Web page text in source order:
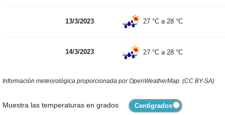
13/3/2023 27 °C a 28 °C
14/3/2023 27 °C a 28 °C
Información meteorológica proporcionada por OpenWeatherMap. (CC BY-SA)
Muestra las temperaturas en grados